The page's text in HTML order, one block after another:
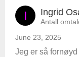
I Ingrid
Antall
June 23, 2025
Jeg er så